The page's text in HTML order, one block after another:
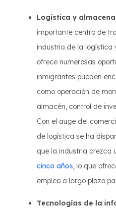
Logística y
importante centro de
industria de la logística
ofrece numerosas
inmigrantes pueden
como operación de
almacén, control de
Con el auge del
de logística se ha
que la industria crezca
cinco años, lo que
empleo a largo plazo
Tecnologías de la